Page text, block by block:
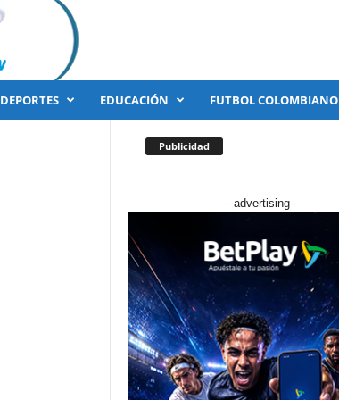
DEPORTES EDUCACIÓN FUTBOL COLOMBIANO
Publicidad
--advertising--